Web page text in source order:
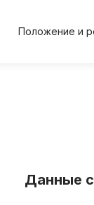
Положение и
Данные